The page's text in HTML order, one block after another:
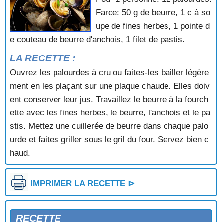
PRAIRES FARCIES
PRAIRES FARCIES AUX NOIX
QUEUE DE LANGOUSTE
QUICHE AUX MOULES
QUICHE DU PECHEUR
RAGOUT DE CLAMS ET DE PRAIRES
RAGOUT DE MOULES AUX HERBES
RESTE DE MOULES
RISOTTO AUX FRUITS DE MER
RIZ AUX CREVETTES
RIZ AUX CREVETTES ET AUX CHAMPIGNONS
RIZ AUX FRUITS DE MER
RIZ DU PECHEUR
RIZ PILAF AUX CREVETTES
RIZ PILAF AUX FRUITS DE MER
RIZ PILAF AUX MOULES
Farce: 50 g de beurre, 1 c à so
upe de fines herbes, 1 pointe d
e couteau de beurre d'anchois, 1 filet de pastis.
LA RECETTE :
Ouvrez les palourdes à cru ou faites-les bailler légère
ment en les plaçant sur une plaque chaude. Elles doiv
ent conserver leur jus. Travaillez le beurre à la fourch
ette avec les fines herbes, le beurre, l'anchois et le pa
stis. Mettez une cuillerée de beurre dans chaque palo
urde et faites griller sous le gril du four. Servez bien c
haud.
IMPRIMER LA RECETTE ⊳
RECETTE